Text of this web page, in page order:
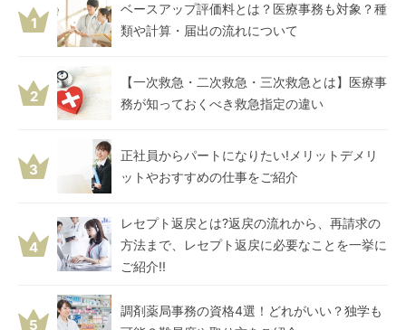
1
ベースアップ評価料とは？医療事務も対象？種
類や計算・届出の流れについて
2
【一次救急・二次救急・三次救急とは】医療事
務が知っておくべき救急指定の違い
3
正社員からパートになりたい!メリットデメリ
ットやおすすめの仕事をご紹介
4
レセプト返戻とは?返戻の流れから、再請求の
方法まで、レセプト返戻に必要なことを一挙に
ご紹介!!
5
調剤薬局事務の資格4選！どれがいい？独学も